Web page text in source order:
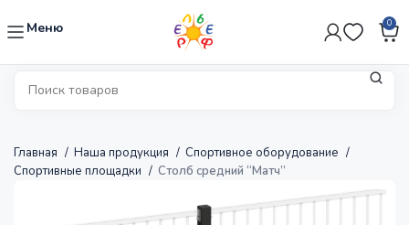
Меню 0
Главная Наша продукция
Спортивное оборудование
Спортивные площадки
Столб средний “Матч”